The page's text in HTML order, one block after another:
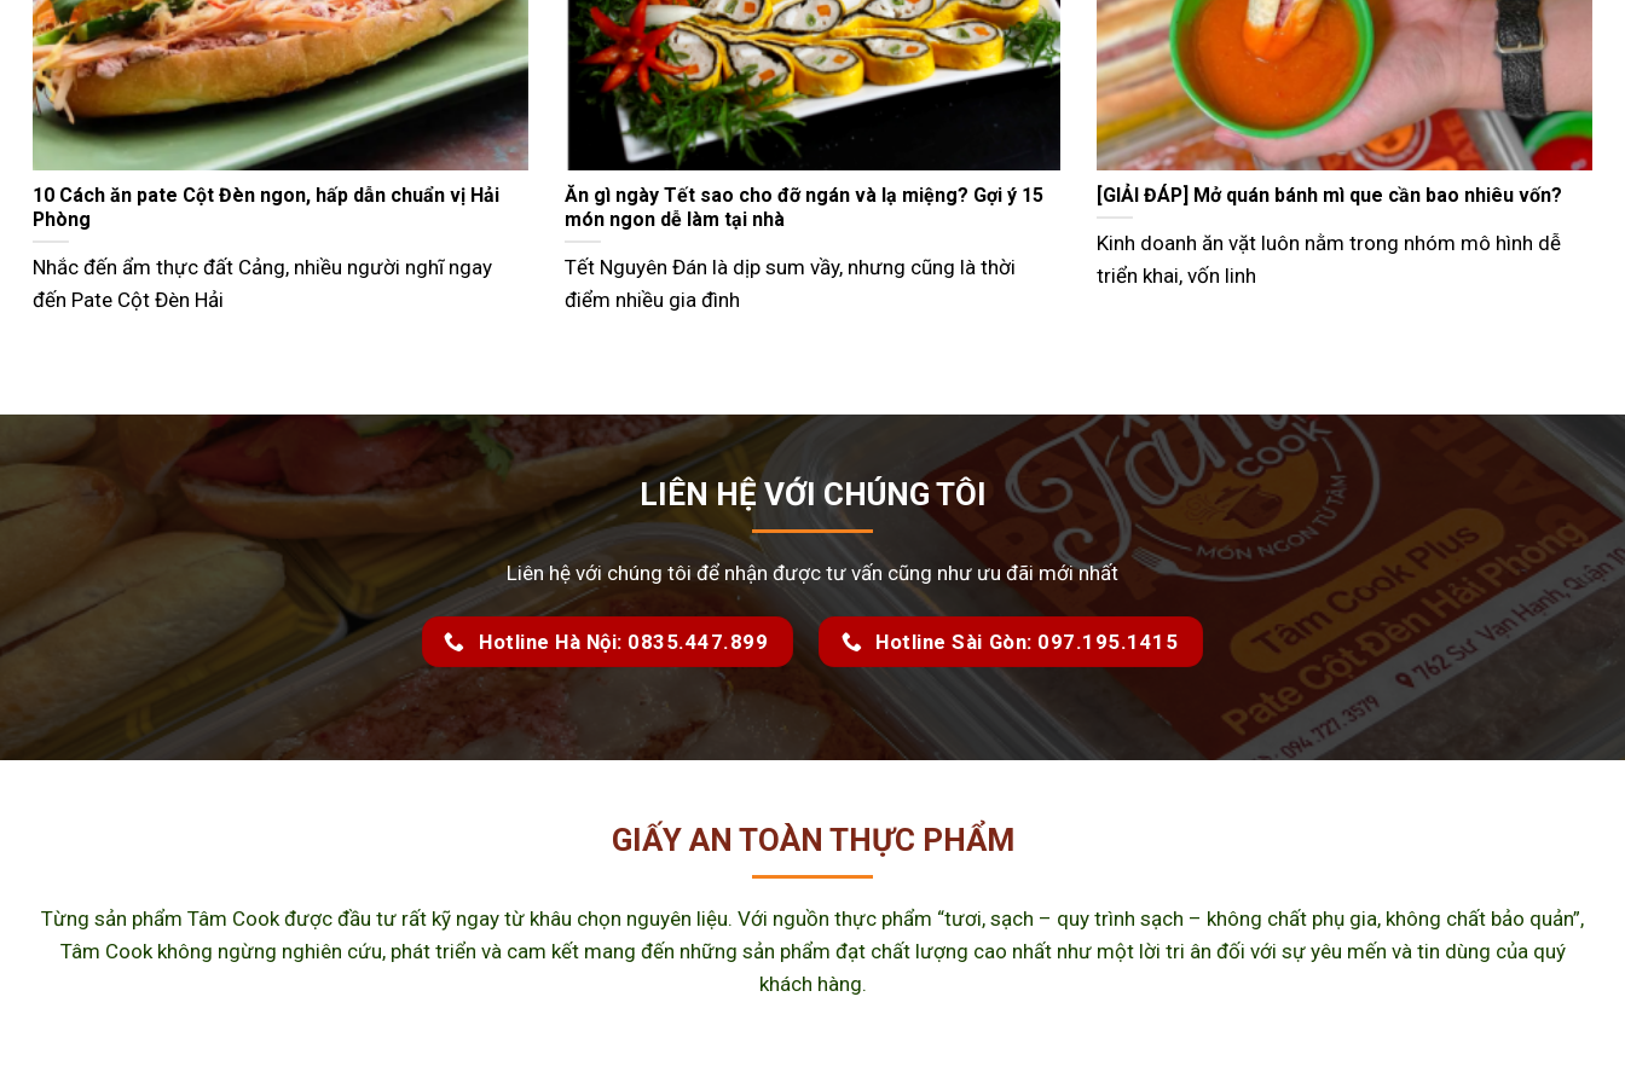
Nướng bánh mì que bằng nồi chiên không dầu giòn
ngon như ngoài tiệm
Không phải ai cũng biết cách nướng bánh mì que bằng
nồi chiên không dầu
Gợi ý các món đãi khách ngày Tết đầy đủ 3 miền
Tết Nguyên Đán không chỉ là dịp đoàn viên mà còn là
thời điểm các
Tư vấn bán bánh mì que vỉa hè từ A–Z hiệu quả nhất
Hiện nay, nhiều người lựa chọn mô hình bán bánh mì
que vỉa hè như
LIÊN HỆ VỚI CHÚNG TÔI
Liên hệ với chúng tôi để nhận được tư vấn cũng như ưu đãi mới nhất
Hotline Hà Nội: 0835.447.899 Hotline Sài Gòn: 097.195.1415
GIẤY AN TOÀN THỰC PHẨM
Từng sản phẩm Tâm Cook được đầu tư rất kỹ ngay từ khâu chọn nguyên liệu. Với nguồn thực phẩm “tươi, sạch – quy trình sạch – không chất phụ gia, không chất bảo quản”,
Tâm Cook không ngừng nghiên cứu, phát triển và cam kết mang đến những sản phẩm đạt chất lượng cao nhất như một lời tri ân đối với sự yêu mến và tin dùng của quý
khách hàng.